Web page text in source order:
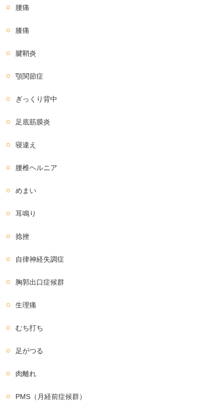
腰痛
膝痛
腱鞘炎
顎関節症
ぎっくり背中
足底筋膜炎
寝違え
腰椎ヘルニア
めまい
耳鳴り
捻挫
自律神経失調症
胸郭出口症候群
生理痛
むち打ち
足がつる
肉離れ
PMS（月経前症候群）